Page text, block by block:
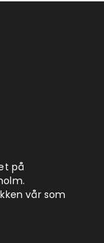
på
vår som